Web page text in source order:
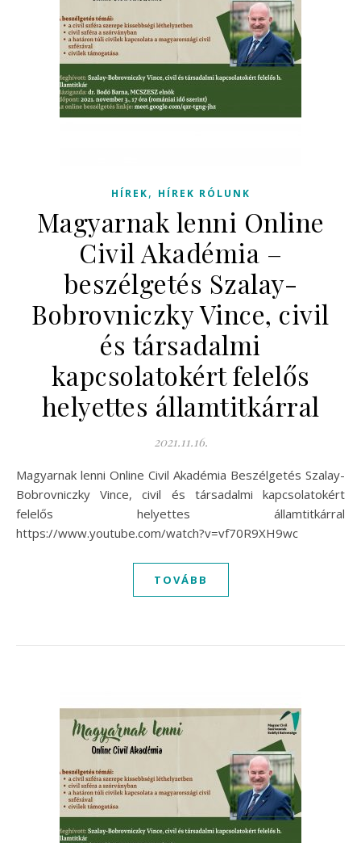
HÍREK, HÍREK RÓLUNK
Magyarnak lenni Online
Civil Akadémia –
beszélgetés Szalay-
Bobrovniczky Vince, civil
és társadalmi
kapcsolatokért felelős
helyettes államtitkárral
2021.11.16.
Magyarnak lenni Online Civil Akadémia Beszélgetés Szalay-
Bobrovniczky Vince, civil és társadalmi kapcsolatokért
felelős helyettes államtitkárral
https://www.youtube.com/watch?v=vf70R9XH9wc
TOVÁBB